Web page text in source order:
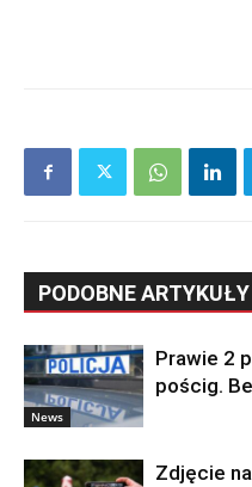
PODOBNE ARTYKUŁY
News
Prawie 2
pościg.
Zdjęcie